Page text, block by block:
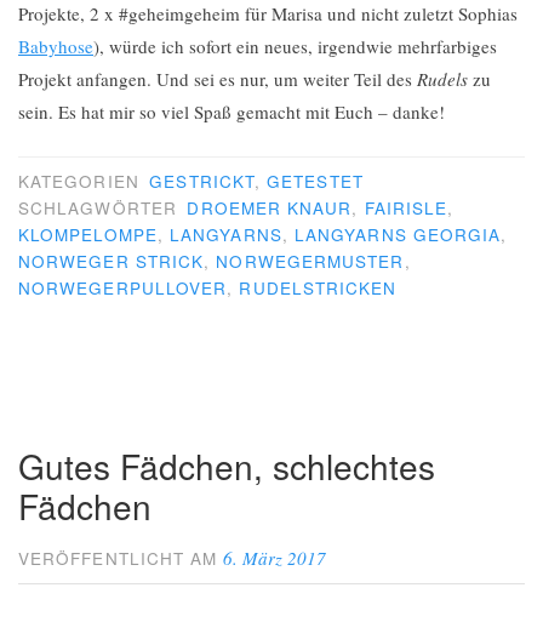
Projekte, 2 x #geheimgeheim für Marisa und nicht zuletzt Sophias
Babyhose), würde ich sofort ein neues, irgendwie mehrfarbiges
Projekt anfangen. Und sei es nur, um weiter Teil des Rudels zu
sein. Es hat mir so viel Spaß gemacht mit Euch – danke!
KATEGORIEN GESTRICKT,GETESTET
SCHLAGWÖRTER DROEMER KNAUR, FAIRISLE,
KLOMPELOMPE, LANGYARNS, LANGYARNS GEORGIA,
NORWEGER STRICK, NORWEGERMUSTER ,
NORWEGERPULLOVER, RUDELSTRICKEN
Gutes Fädchen, schlechtes
Fädchen
VERÖFFENTLICHT AM6. März 2017